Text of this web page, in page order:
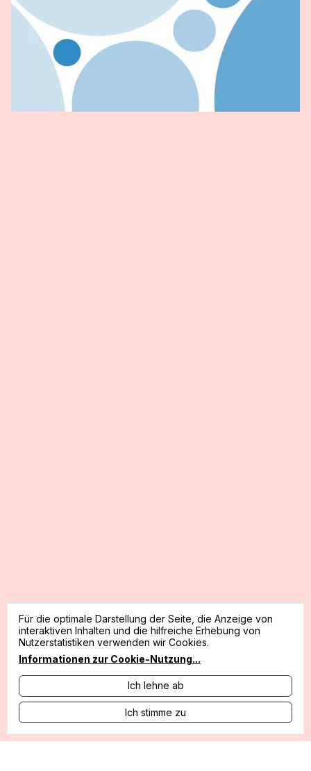
Für die optimale Darstellung der Seite, die Anzeige von
interaktiven Inhalten und die hilfreiche Erhebung von
Nutzerstatistiken verwenden wir Cookies.
Informationen zur Cookie-Nutzung...
Ich lehne ab
Ich stimme zu